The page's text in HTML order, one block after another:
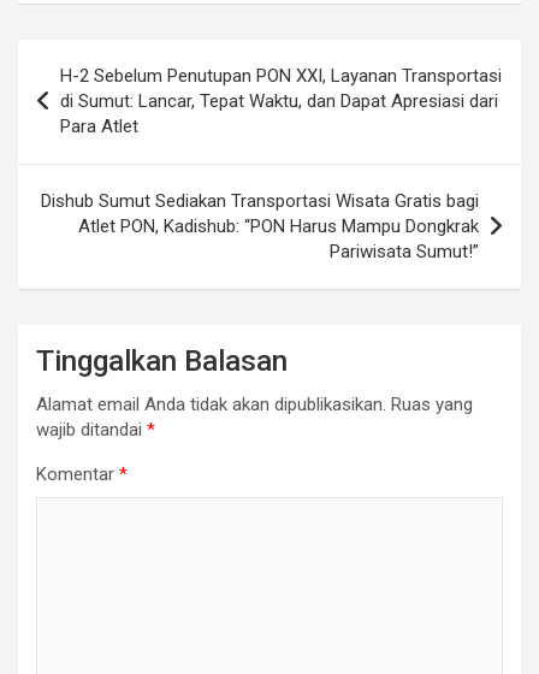
pos
H-2 Sebelum Penutupan PON XXI, Layanan Transportasi
di Sumut: Lancar, Tepat Waktu, dan Dapat Apresiasi dari
Para Atlet
Dishub Sumut Sediakan Transportasi Wisata Gratis bagi
Atlet PON, Kadishub: “PON Harus Mampu Dongkrak
Pariwisata Sumut!”
Tinggalkan Balasan
Alamat email Anda tidak akan dipublikasikan. Ruas yang
wajib ditandai *
Komentar *